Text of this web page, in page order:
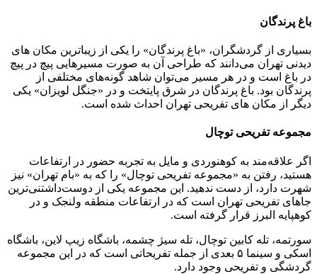
باغ پرندگان
بسیاری از گردشگران، «باغ پرندگان» را یکی از زیباترین مکان های
دیدنی تهران می‌دانند که طراحی آن به صورت مسیرهایی پیچ در پیچ
در باغ است و در هر مسیر می‌توان شاهد گونه‌های مختلفی از
پرندگان بود. باغ پرندگان در شرق پایتخت و در «جنگل لویزان» یکی
دیگر از مکان های تفریحی تهران احداث شده است.
مجموعه تفریحی توچال
اگر علاقه‌مند به کوهنوردی و مایل به تجربه حضور در ارتفاعات
هستید، رفتن به «مجموعه تفریحی توچال» را که به «بام تهران» نیز
شهرت دارد، از دست ندهید. این مجموعه یکی از دوست‌داشتنی‌ترین
جاهای تفریحی تهران است که در ارتفاعات منطقه ولنجک و در
کوهپایه البرز قرار گرفته است.
سورتمه، تله کابین توچال، تله سیژ چشمه، باشگاه زیپ لاین، باشگاه
اسکی و سینما ۵ بعدی از جمله تفریحاتی است که در این مجموعه
گردشگی و تفریحی وجود دارد.